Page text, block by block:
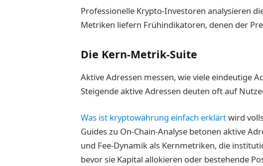
Professionelle Krypto-Investoren analysieren
Metriken liefern Frühindikatoren, denen der
Die Kern-Metrik-Suite
Aktive Adressen messen, wie viele eindeutige
Steigende aktive Adressen deuten oft auf
Was ist kryptowährung einfach erklärtwird
Guides zu On-Chain-Analyse betonen aktive
und Fee-Dynamik als Kernmetriken, die
bevor sie Kapital allokieren oder bestehende